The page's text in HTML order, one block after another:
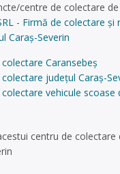
centre de colectare de
- Firmă de colectare și
Caraș-Severin
Caransebeș
județul Caraș-
vehicule scoase
centru de colectare